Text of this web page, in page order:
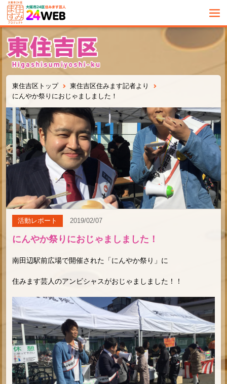
東住吉区トップ
東住吉区住みます記者より
にんやか祭りにおじゃましました！
活動レポート 2019/02/07
にんやか祭りにおじゃましました！
南田辺駅前広場で開催された「にんやか祭り」に
住みます芸人のアンビシャスがおじゃましました！！